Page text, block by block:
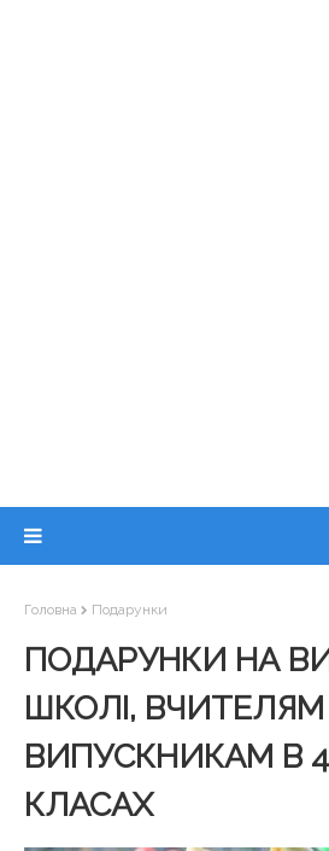
Головна Подарунки
ПОДАРУНКИ НА
ШКОЛІ, ВЧИТЕЛЯМ
ВИПУСКНИКАМ В 4,
КЛАСАХ